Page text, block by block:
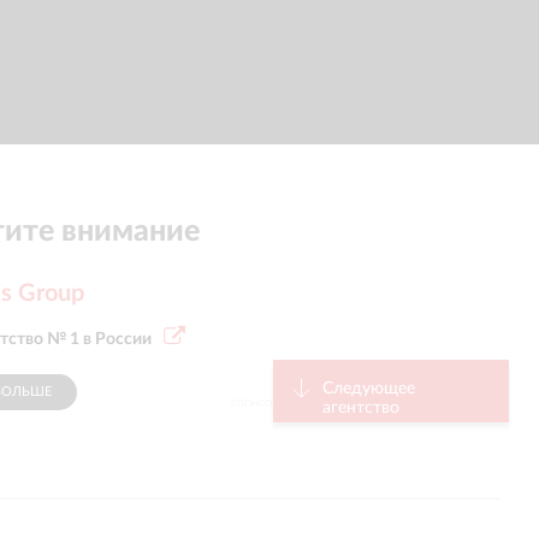
внимание
Group
№ 1 в России
Следующее
агентство